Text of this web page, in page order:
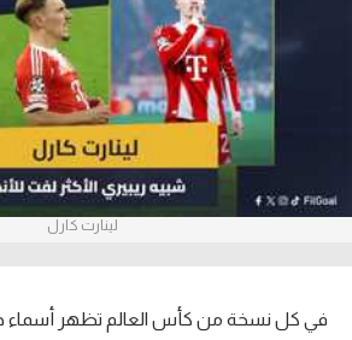
آراء حرة
ركن الألعاب
بطولات
الدوري المصري
الدوري الإسباني
لينارت كارل
في كل نسخة من كأس العالم تظهر أسماء